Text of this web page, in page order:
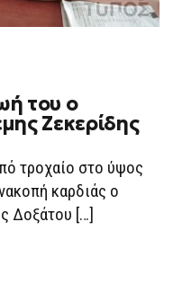
του ο
Ζεκερίδης
τροχαίο στο ύψος
καρδιάς ο
Δοξάτου […]